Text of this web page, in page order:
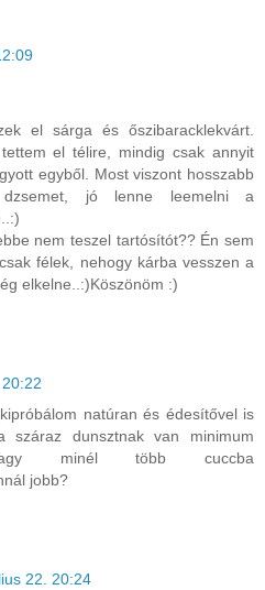
el sárga és őszibaracklekvárt.
el télire, mindig csak annyit
egyből. Most viszont hosszabb
jó lenne leemelni a
nem teszel tartósítót?? Én sem
félek, nehogy kárba vesszen a
elkelne..:)Köszönöm :)
natúran és édesítővel is
dunsztnak van minimum
Vagy minél több cuccba
jobb?
22. 20:24